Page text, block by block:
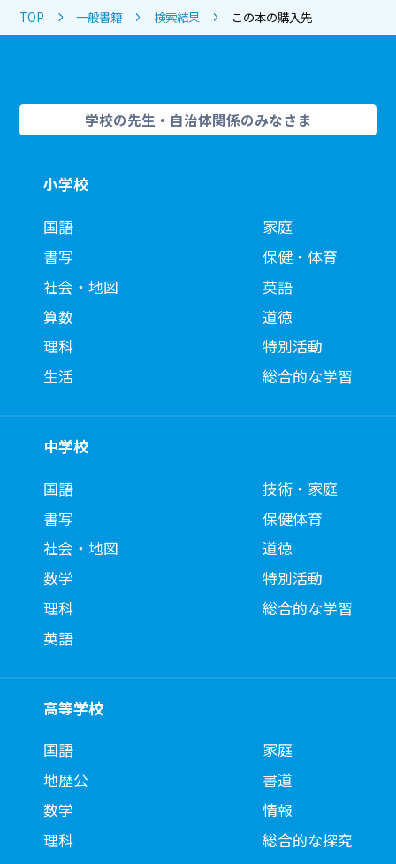
TOP 一般書籍 検索結果 この本の購入先
学校の先生・自治体関係のみなさま
小学校
国語
書写
社会・地図
算数
理科
生活
家庭
保健・体育
英語
道徳
特別活動
総合的な学習
中学校
国語
書写
社会・地図
数学
理科
英語
技術・家庭
保健体育
道徳
特別活動
総合的な学習
高等学校
国語
地歴公
数学
理科
家庭
書道
情報
総合的な探究